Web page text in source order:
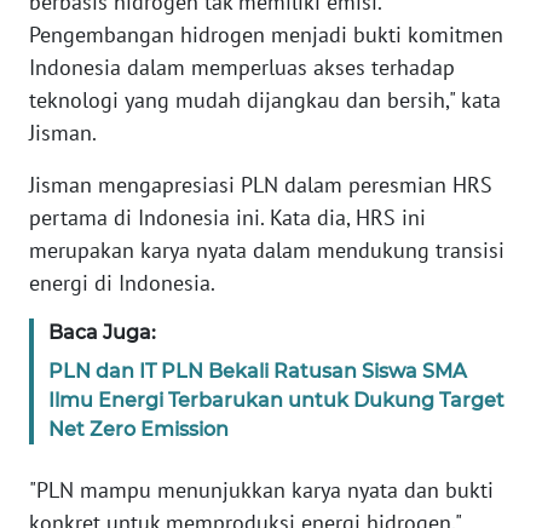
Pengembangan hidrogen menjadi bukti komitmen
Indonesia dalam memperluas akses terhadap
teknologi yang mudah dijangkau dan bersih," kata
Jisman.
Jisman mengapresiasi PLN dalam peresmian HRS
pertama di Indonesia ini. Kata dia, HRS ini
merupakan karya nyata dalam mendukung transisi
energi di Indonesia.
Baca Juga:
PLN dan IT PLN Bekali Ratusan Siswa SMA
Ilmu Energi Terbarukan untuk Dukung Target
Net Zero Emission
"PLN mampu menunjukkan karya nyata dan bukti
konkret untuk memproduksi energi hidrogen,"
BARAT
WN
RIAU
WN
SERAMBI
WN
WN
SULTRA
NTB